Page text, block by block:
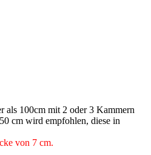
als 100cm mit 2 oder 3 Kammern
cm wird empfohlen, diese in
von 7 cm.